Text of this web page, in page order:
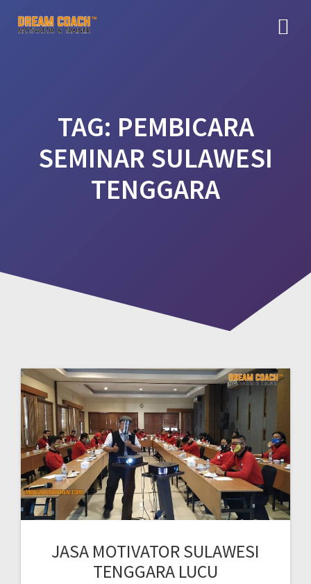
TAG: PEMBICARA
SEMINAR SULAWESI
TENGGARA
JASA MOTIVATOR SULAWESI
TENGGARA LUCU